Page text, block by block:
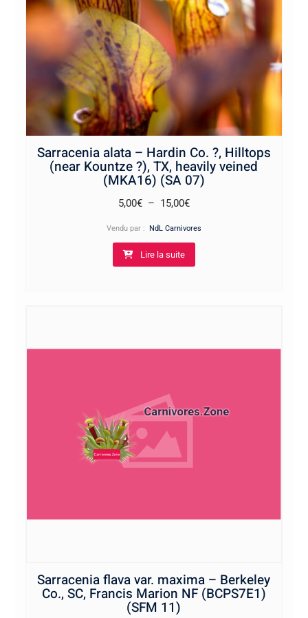
Sarracenia alata – Hardin Co. ?, Hilltops
(near Kountze ?), TX, heavily veined
(MKA16) (SA 07)
5,00€ – 15,00€Plage
Vendu par : NdL Carnivores
Lire la suite
Sarracenia flava var. maxima – Berkeley
Co., SC, Francis Marion NF (BCPS7E1)
(SFM 11)